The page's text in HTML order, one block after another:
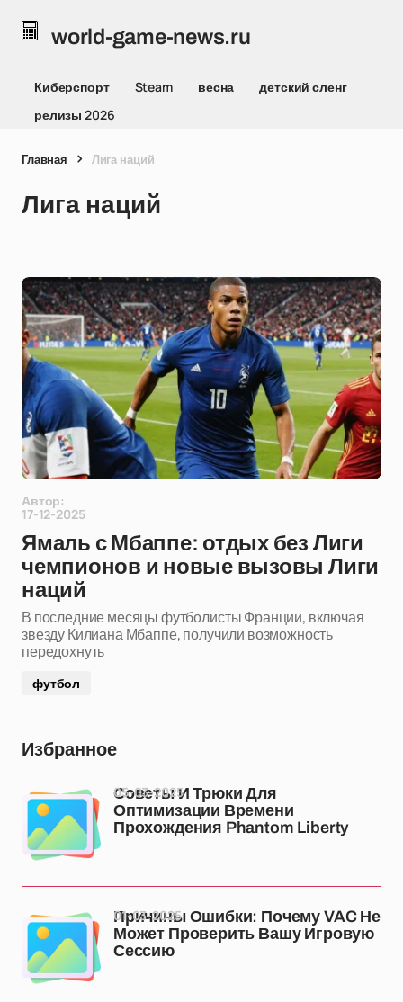
world-game-news.ru
Киберспорт Steam весна
детский сленг
релизы 2026
Главная Лига наций
Лига наций
Автор:
17-12-2025
Ямаль с Мбаппе: отдых без Лиги
чемпионов и новые вызовы Лиги
наций
В последние месяцы футболисты Франции, включая
звезду Килиана Мбаппе, получили возможность
передохнуть
футбол
Избранное
Советы И Трюки Для
Оптимизации Времени
Прохождения Phantom Liberty
05-03-2025
Причины Ошибки: Почему VAC Не
Может Проверить Вашу Игровую
Сессию
01-03-2025